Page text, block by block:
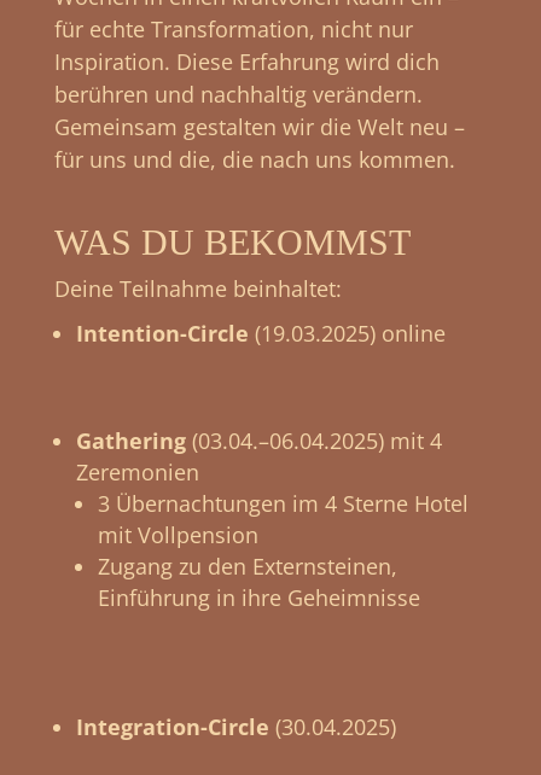
für echte Transformation, nicht nur
Inspiration. Diese Erfahrung wird dich
berühren und nachhaltig verändern.
Gemeinsam gestalten wir die Welt neu –
für uns und die, die nach uns kommen.
WAS DU BEKOMMST
Deine Teilnahme beinhaltet:
Intention-Circle (19.03.2025) online
Gathering(03.04.–06.04.2025) mit 4
Zeremonien
3 Übernachtungen im 4 Sterne Hotel
mit Vollpension
Zugang zu den Externsteinen,
Einführung in ihre Geheimnisse
Integration-Circle (30.04.2025)